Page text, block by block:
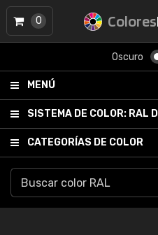
Colores
Oscuro
MENÚ
SISTEMA DE COLOR: RAL
CATEGORÍAS DE COLOR
0